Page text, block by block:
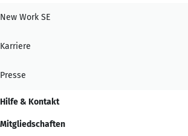
New Work SE
Karriere
Presse
Hilfe & Kontakt
Mitgliedschaften